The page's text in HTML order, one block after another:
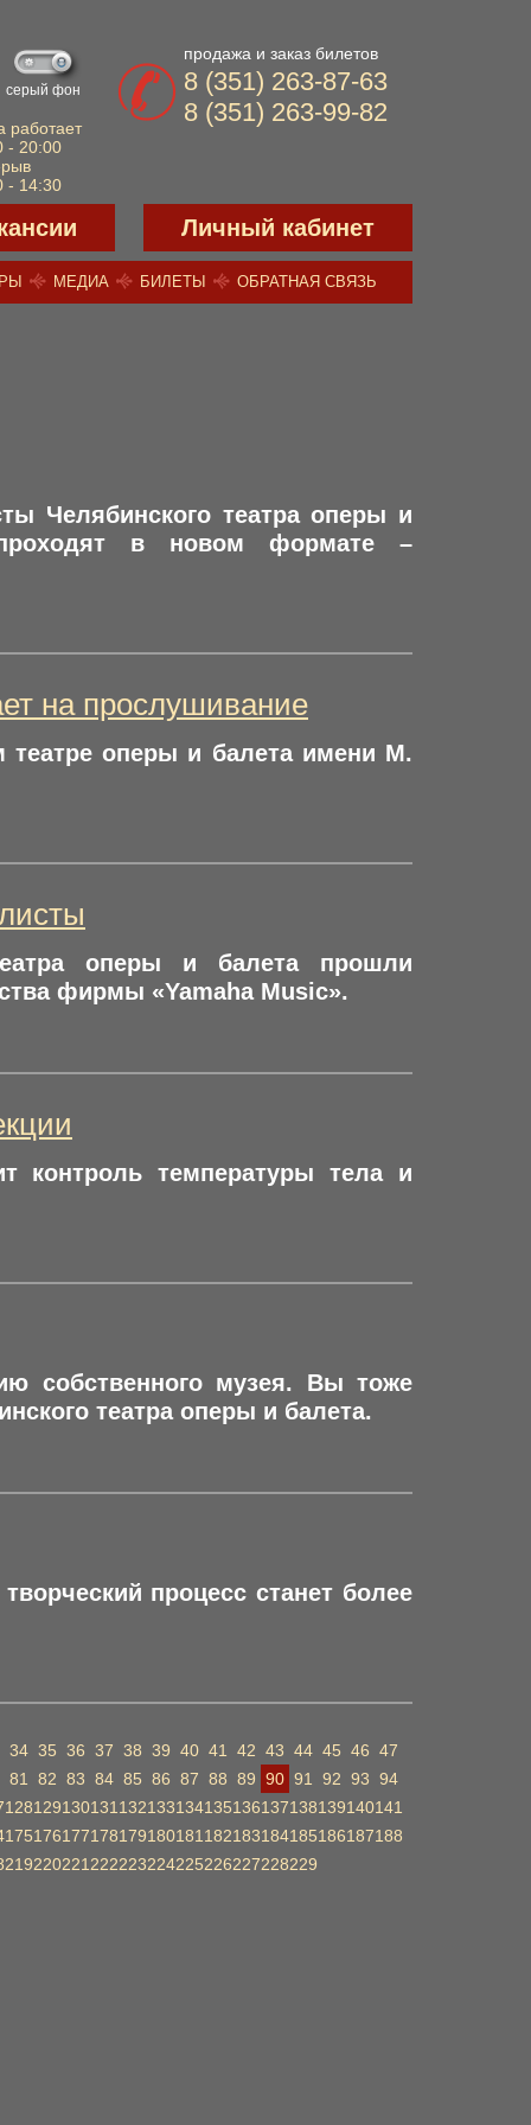
серый фон
работает
- 20:00
- 14:30
продажа и заказ билетов
8 (351) 263-87-63
8 (351) 263-99-82
Личный кабинет
МЕДИА БИЛЕТЫ ОБРАТНАЯ СВЯЗЬ
Челябинского театра оперы и
в новом формате –
на прослушивание
театре оперы и балета имени М.
оперы и балета прошли
фирмы «Yamaha Music».
контроль температуры тела и
собственного музея. Вы тоже
театра оперы и балета.
процесс станет более
34 35 36 37 38 39 40 41 42 43 44 45 46 47
81
82 83 84 85 86 87 88 89 90 91 92 93 94
128129130131 132133134135136137138139140141
175176177178179180181 182183184185186187188
219220221 222223224225226227228229